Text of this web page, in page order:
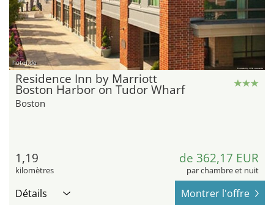
hotel.de
Residence Inn by Marriott
Boston Harbor on Tudor Wharf
Boston
1,19
kilomètres
de 362,17 EUR
par chambre et nuit
Détails Montrer l'offre